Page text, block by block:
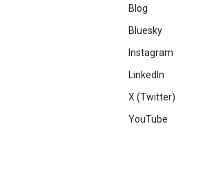
Blog
Bluesky
Instagram
LinkedIn
X (Twitter)
YouTube